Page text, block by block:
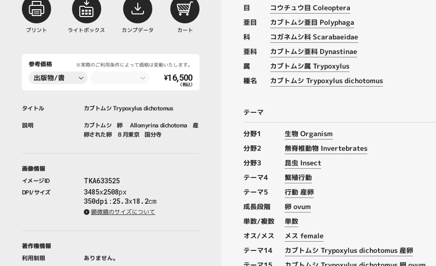
プリント ライトボックス カンプデータ カート
参考価格 ※実際のご利用条件によって価格は変動いたします。
出版物/書
¥16,500
（税込）
タイトル カブトムシ Trypoxylus dichotomus
説明
カブトムシ 卵 Allomyrina dichotoma 産
卵された卵 ８月東京 国分寺
画像情報
イメージID
TKA633525
DPI/サイズ 3485x2508px
350dpi : 25.3x18.2cm
顕微鏡のサイズについて
著作権情報
利用制限
ありません。
目
コウチュウ目 Coleoptera
亜目
カブトムシ亜目 Polyphaga
科
コガネムシ科 Scarabaeidae
亜科
カブトムシ亜科 Dynastinae
属
カブトムシ属 Trypoxylus
種名
カブトムシ Trypoxylus dichotomus
テーマ
分野1
生物 Organism
分野2
無脊椎動物 Invertebrates
分野3
昆虫 Insect
テーマ4
繁殖行動
テーマ5
行動 産卵
成長段階
卵 ovum
単数/複数
単数
オス/メス
メス female
テーマ14
カブトムシ Trypoxylus dichotomus 産卵